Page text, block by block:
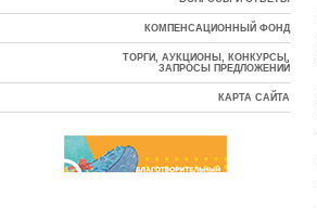
КОМПЕНСАЦИОННЫЙ ФОНД
ТОРГИ, АУКЦИОНЫ, КОНКУРСЫ,
ЗАПРОСЫ ПРЕДЛОЖЕНИЙ
КАРТА САЙТА